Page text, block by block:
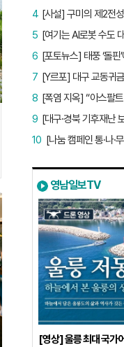
[사설] 구미의 제2전
4
5
[포토뉴스] 태풍 ‘돌핀
6
7
8
9
10
영남일보TV
[영상] 울릉 최대 국가